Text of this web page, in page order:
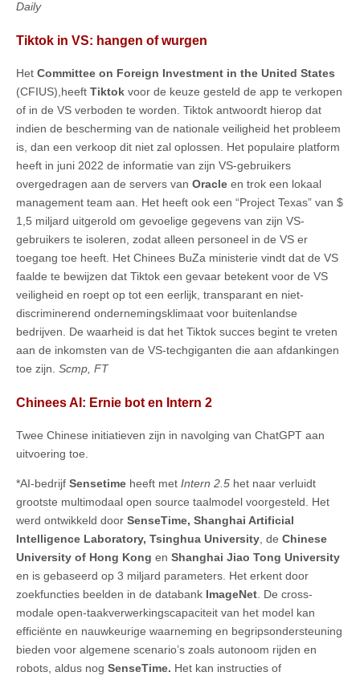
Daily
Tiktok in VS: hangen of wurgen
Het Committee on Foreign Investment in the United States
(CFIUS),heeft Tiktok voor de keuze gesteld de app te verkopen
of in de VS verboden te worden. Tiktok antwoordt hierop dat
indien de bescherming van de nationale veiligheid het probleem
is, dan een verkoop dit niet zal oplossen. Het populaire platform
heeft in juni 2022 de informatie van zijn VS-gebruikers
overgedragen aan de servers van Oracle en trok een lokaal
management team aan. Het heeft ook een “Project Texas” van $
1,5 miljard uitgerold om gevoelige gegevens van zijn VS-
gebruikers te isoleren, zodat alleen personeel in de VS er
toegang toe heeft. Het Chinees BuZa ministerie vindt dat de VS
faalde te bewijzen dat Tiktok een gevaar betekent voor de VS
veiligheid en roept op tot een eerlijk, transparant en niet-
discriminerend ondernemingsklimaat voor buitenlandse
bedrijven. De waarheid is dat het Tiktok succes begint te vreten
aan de inkomsten van de VS-techgiganten die aan afdankingen
toe zijn. Scmp, FT
Chinees AI: Ernie bot en Intern 2
Twee Chinese initiatieven zijn in navolging van ChatGPT aan
uitvoering toe.
*AI-bedrijf Sensetime heeft met Intern 2.5 het naar verluidt
grootste multimodaal open source taalmodel voorgesteld. Het
werd ontwikkeld door SenseTime, Shanghai Artificial
Intelligence Laboratory, Tsinghua University , de Chinese
University of Hong Kong en Shanghai Jiao Tong University
en is gebaseerd op 3 miljard parameters. Het erkent door
zoekfuncties beelden in de databank ImageNet . De cross-
modale open-taakverwerkingscapaciteit van het model kan
efficiënte en nauwkeurige waarneming en begripsondersteuning
bieden voor algemene scenario’s zoals autonoom rijden en
robots, aldus nog SenseTime. Het kan instructies of